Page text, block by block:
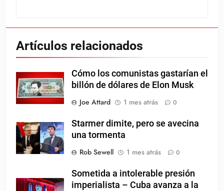
Artículos relacionados
Cómo los comunistas gastarían el
billón de dólares de Elon Musk
Joe Attard
1 mes atrás 0
Starmer dimite, pero se avecina
una tormenta
Rob Sewell
1 mes atrás 0
Sometida a intolerable presión
imperialista – Cuba avanza a la